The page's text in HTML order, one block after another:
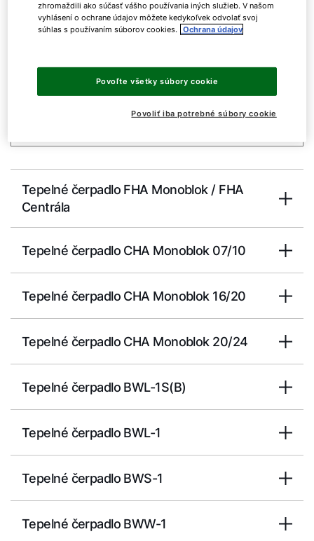
návody
Tepelné čerpadlo FHA Monoblok / FHA
Centrála
Tepelné čerpadlo CHA Monoblok 07/10
Tepelné čerpadlo CHA Monoblok 16/20
Tepelné čerpadlo CHA Monoblok 20/24
Tepelné čerpadlo BWL-1S(B)
Tepelné čerpadlo BWL-1
Tepelné čerpadlo BWS-1
Tepelné čerpadlo BWW-1
zhromaždili ako súčasť vášho používania iných služieb. V našom
vyhlásení o ochrane údajov môžete kedykoľvek odvolať svoj
súhlas s používaním súborov cookies. Ochrana údajov
Povoliť iba potrebné súbory cookie
Povoľte všetky súbory cookie